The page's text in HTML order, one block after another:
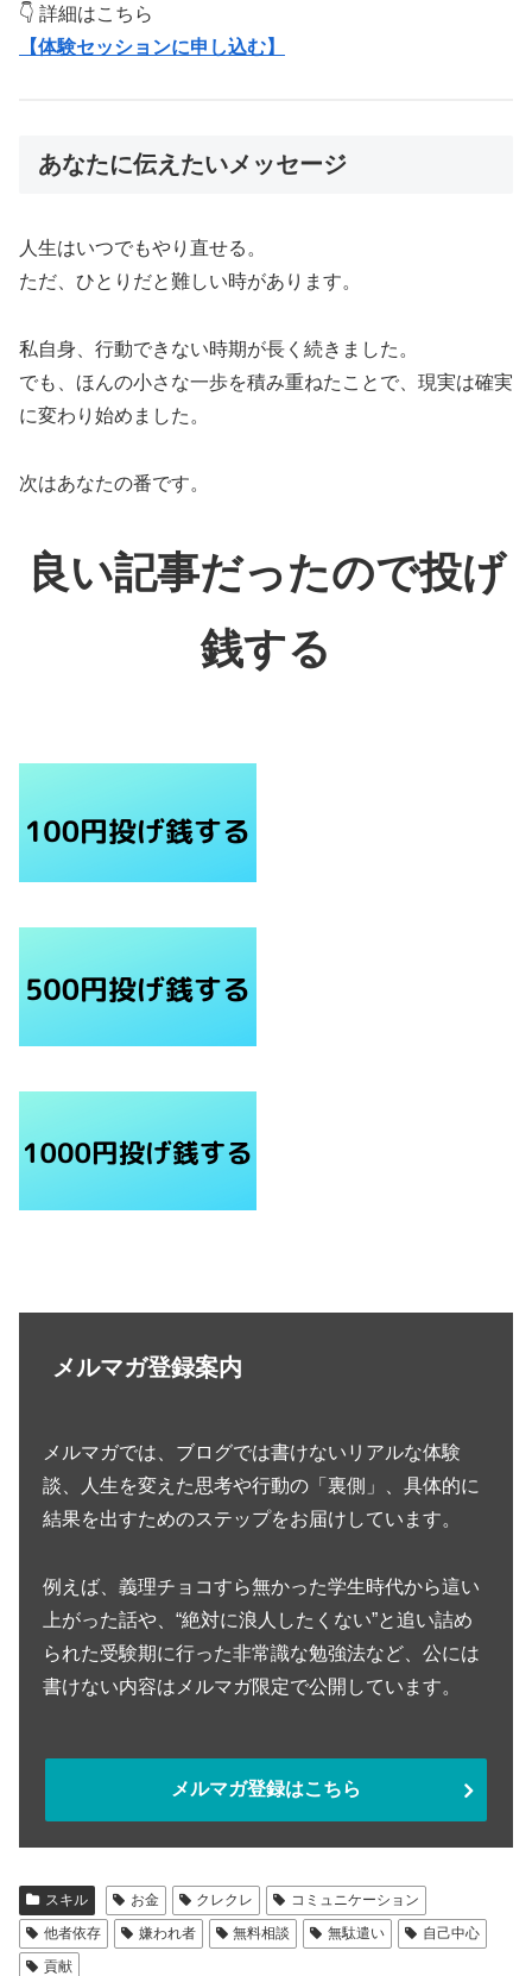
👇 詳細はこちら
【体験セッションに申し込む】
あなたに伝えたいメッセージ
人生はいつでもやり直せる。
ただ、ひとりだと難しい時があります。
私自身、行動できない時期が長く続きました。
でも、ほんの小さな一歩を積み重ねたことで、現実は確実
に変わり始めました。
次はあなたの番です。
良い記事だったので投げ
銭する
メルマガ登録案内
メルマガでは、ブログでは書けないリアルな体験
談、人生を変えた思考や行動の「裏側」、具体的に
結果を出すためのステップをお届けしています。
例えば、義理チョコすら無かった学生時代から這い
上がった話や、“絶対に浪人したくない”と追い詰め
られた受験期に行った非常識な勉強法など、公には
書けない内容はメルマガ限定で公開しています。
メルマガ登録はこちら
スキル お金 クレクレ
コミュニケーション
他者依存
嫌われ者 無料相談 無駄遣い
自己中心
貢献